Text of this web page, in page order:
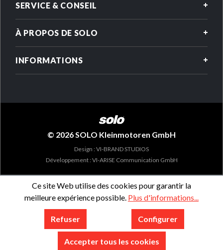
SERVICE & CONSEIL
À PROPOS DE SOLO
INFORMATIONS
© 2026 SOLO Kleinmotoren GmbH
Design : VI-BRAND STUDIOS
Développement : VI-ARISE Communication GmbH
Ce site Web utilise des cookies pour garantir la
meilleure expérience possible. Plus d'informations...
Refuser Configurer
Accepter tous les cookies